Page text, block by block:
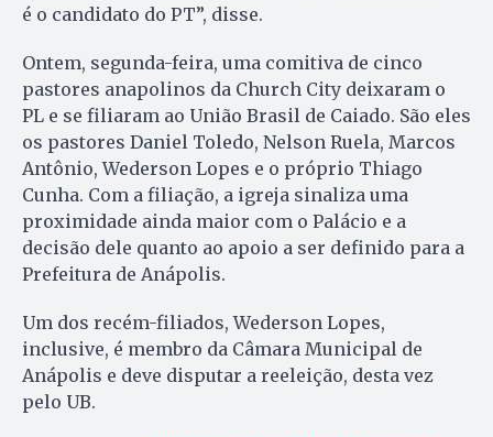
é o candidato do PT”, disse.
Ontem, segunda-feira, uma comitiva de cinco
pastores anapolinos da Church City deixaram o
PL e se filiaram ao União Brasil de Caiado. São eles
os pastores Daniel Toledo, Nelson Ruela, Marcos
Antônio, Wederson Lopes e o próprio Thiago
Cunha. Com a filiação, a igreja sinaliza uma
proximidade ainda maior com o Palácio e a
decisão dele quanto ao apoio a ser definido para a
Prefeitura de Anápolis.
Um dos recém-filiados, Wederson Lopes,
inclusive, é membro da Câmara Municipal de
Anápolis e deve disputar a reeleição, desta vez
pelo UB.